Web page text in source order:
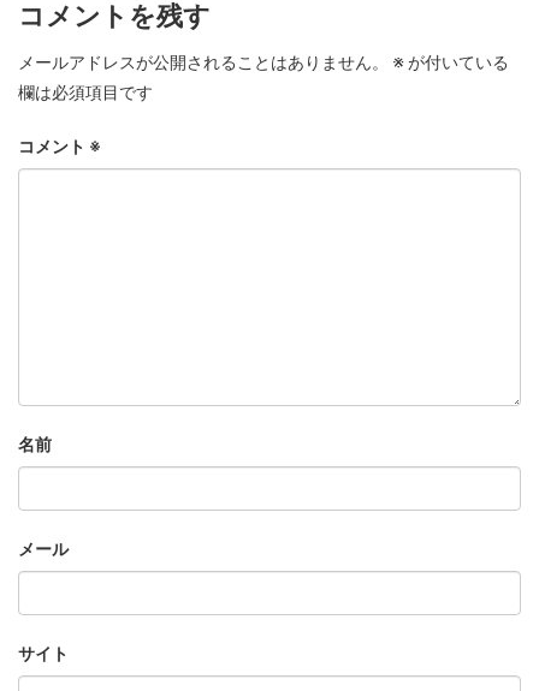
コメントを残す
メールアドレスが公開されることはありません。 ※が付いている
欄は必須項目です
コメント ※
名前
メール
サイト